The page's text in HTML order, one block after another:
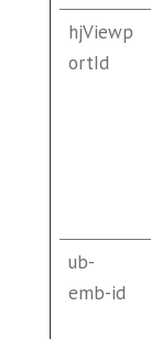
hjViewp
ortId
ub-
emb-id